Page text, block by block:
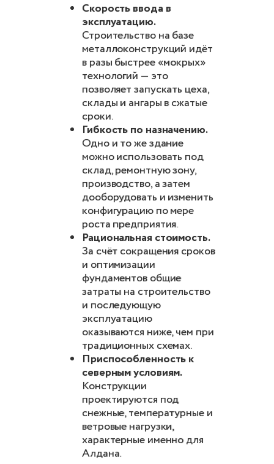
Скорость ввода в
эксплуатацию.
Строительство на базе
металлоконструкций идёт
в разы быстрее «мокрых»
технологий — это
позволяет запускать цеха,
склады и ангары в сжатые
сроки.
Гибкость по назначению.
Одно и то же здание
можно использовать под
склад, ремонтную зону,
производство, а затем
дооборудовать и изменить
конфигурацию по мере
роста предприятия.
Рациональная стоимость.
За счёт сокращения сроков
и оптимизации
фундаментов общие
затраты на строительство
и последующую
эксплуатацию
оказываются ниже, чем при
традиционных схемах.
Приспособленность к
северным условиям.
Конструкции
проектируются под
снежные, температурные и
ветровые нагрузки,
характерные именно для
Алдана.